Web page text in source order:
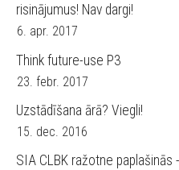
risinājumus! Nav dargi!
6. apr. 2017
Think future-use P3
23. febr. 2017
Uzstādīšana ārā? Viegli!
15. dec. 2016
SIA CLBK ražotne paplašinās